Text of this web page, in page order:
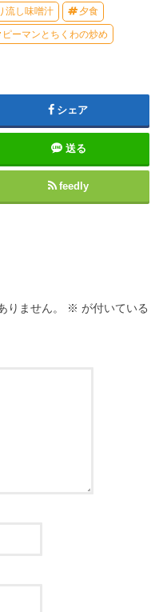
流し味噌汁 夕食
ピーマンとちくわの炒め
シェア
送る
feedly
りません。 ※ が付いている